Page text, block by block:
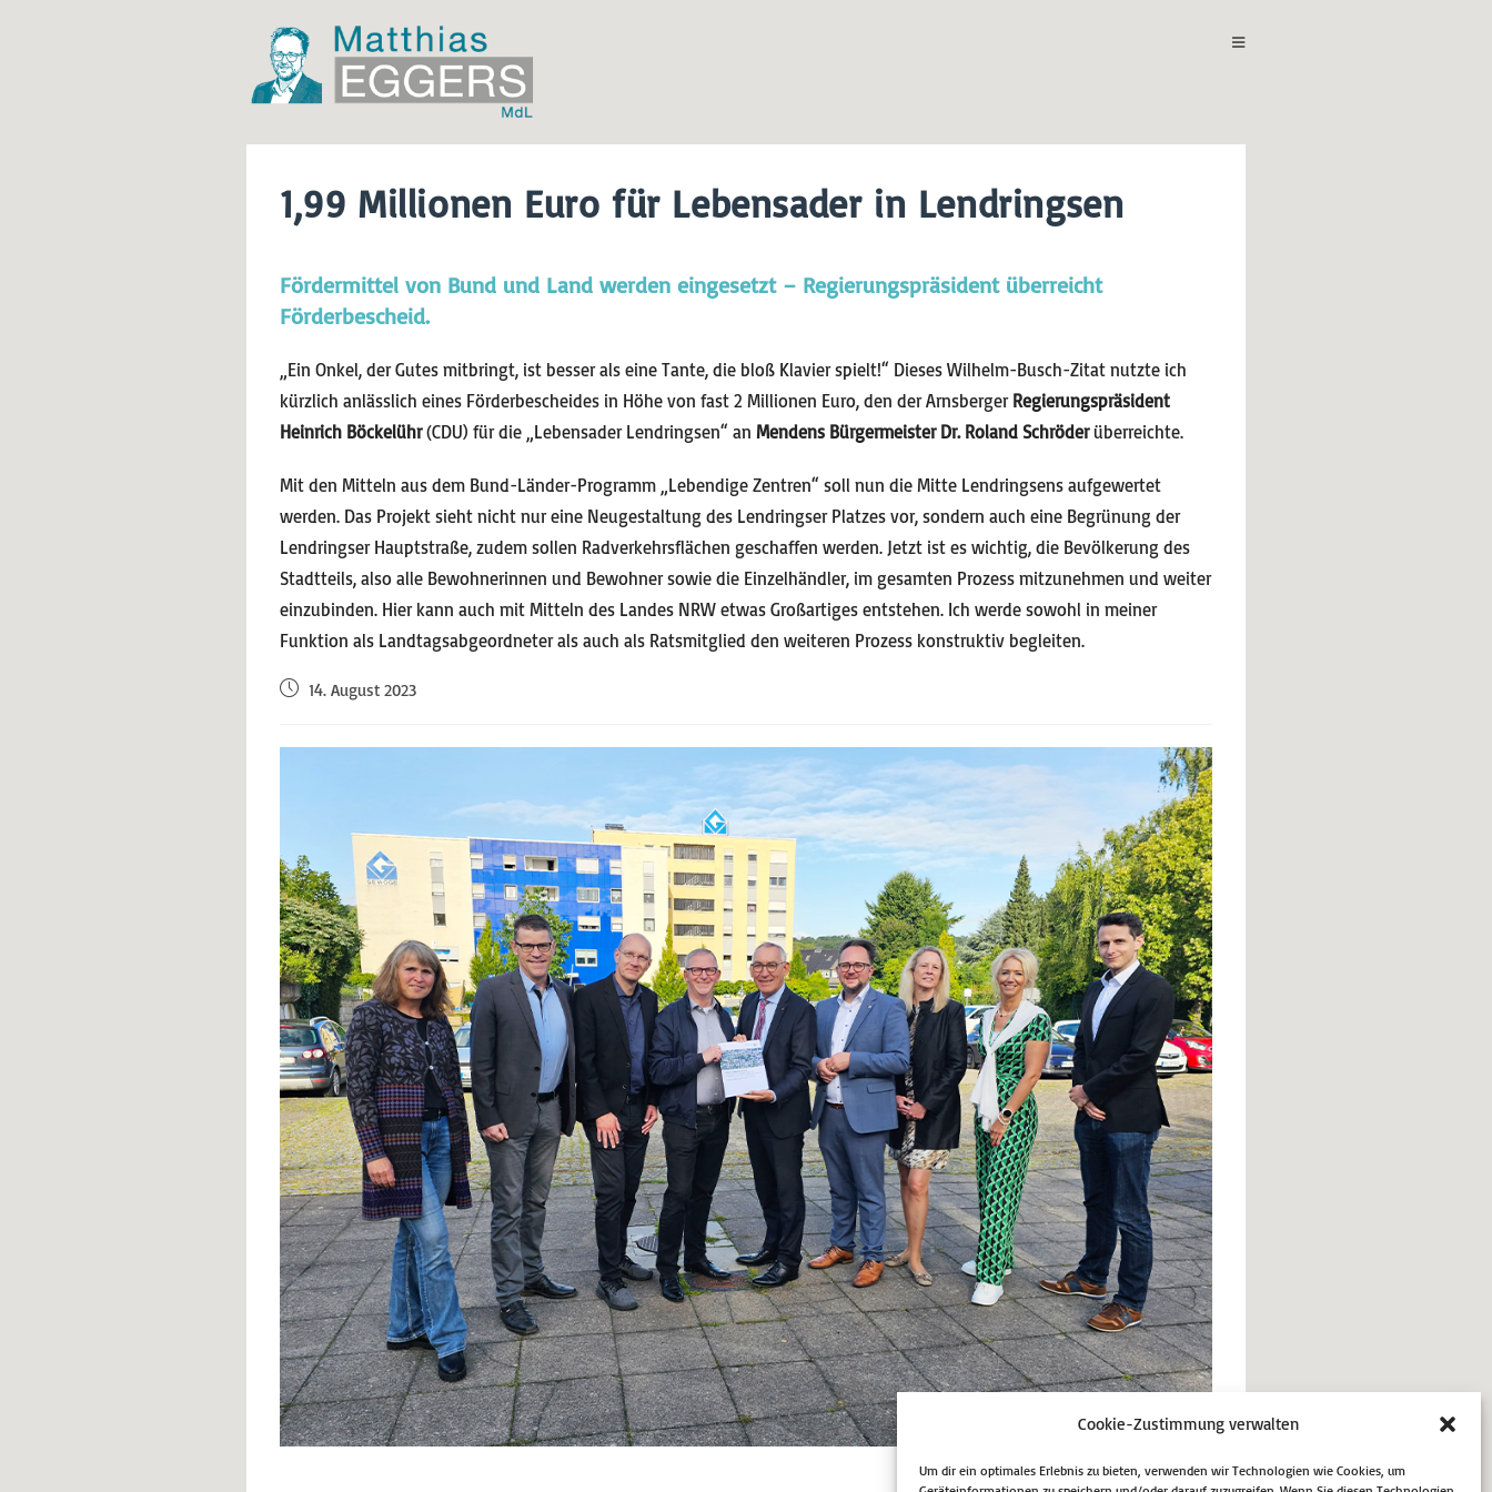
Cookie-Zustimmung verwalten
Um dir ein optimales Erlebnis zu bieten, verwenden wir Technologien wie Cookies, um
1,99 Millionen Euro für Lebensader in Lendringsen
Fördermittel von Bund und Land werden eingesetzt – Regierungspräsident überreicht
Förderbescheid.
„Ein Onkel, der Gutes mitbringt, ist besser als eine Tante, die bloß Klavier spielt!“ Dieses Wilhelm-Busch-Zitat nutzte ich
kürzlich anlässlich eines Förderbescheides in Höhe von fast 2 Millionen Euro, den der Arnsberger Regierungspräsident
Heinrich Böckelühr(CDU) für die „Lebensader Lendringsen“ an Mendens Bürgermeister Dr. Roland Schröderüberreichte.
Mit den Mitteln aus dem Bund-Länder-Programm „Lebendige Zentren“ soll nun die Mitte Lendringsens aufgewertet
werden. Das Projekt sieht nicht nur eine Neugestaltung des Lendringser Platzes vor, sondern auch eine Begrünung der
Lendringser Hauptstraße, zudem sollen Radverkehrsflächen geschaffen werden. Jetzt ist es wichtig, die Bevölkerung des
Stadtteils, also alle Bewohnerinnen und Bewohner sowie die Einzelhändler, im gesamten Prozess mitzunehmen und weiter
einzubinden. Hier kann auch mit Mitteln des Landes NRW etwas Großartiges entstehen. Ich werde sowohl in meiner
Funktion als Landtagsabgeordneter als auch als Ratsmitglied den weiteren Prozess konstruktiv begleiten.
14. August 2023